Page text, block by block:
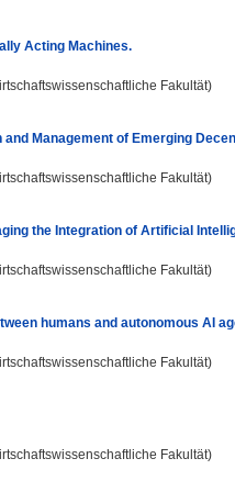
Acting Machines.
Fakultät)
Management of Emerging
Fakultät)
the Integration of Artificial
Fakultät)
humans and autonomous AI
Fakultät)
Fakultät)